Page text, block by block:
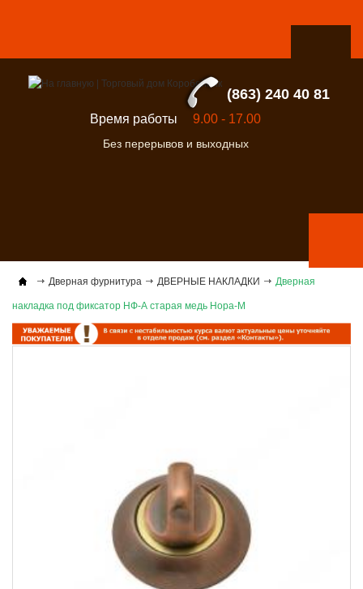
(863) 240 40 81
Время работы 9.00 - 17.00
Без перерывов и выходных
Дверная фурнитура ДВЕРНЫЕ НАКЛАДКИ Дверная
накладка под фиксатор НФ-А старая медь Нора-М